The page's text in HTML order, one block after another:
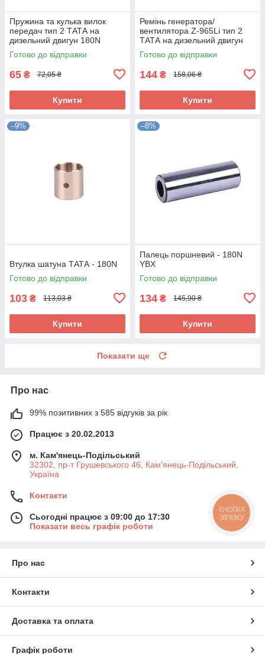
Пружина та кулька вилок
передач тип 2 ТАТА на
дизельний двигун 180N
Готово до відправки
65 ₴ 72,05 ₴
Купити
Ремінь генератора/
вентилятора Z-965Li тип 2
ТАТА на дизельний двигун
180N
Готово до відправки
144 ₴ 158,06 ₴
Купити
–9%
Втулка шатуна ТАТА - 180N
Готово до відправки
103 ₴ 113,03 ₴
Купити
–8%
Палець поршневий - 180N
YBX
Готово до відправки
134 ₴ 145,90 ₴
Купити
Показати ще
Про нас
99% позитивних з 585 відгуків за рік
Працює з 20.02.2013
м. Кам'янець-Подільський
32302, пр-т Грушевського 46, Кам'янець-Подільський,
Україна
Контакти
Сьогодні працює з 09:00 до 17:30
Показати весь графік роботи
Про нас
Контакти
Доставка та оплата
Графік роботи
КНОПКА
ЗВ'ЯЗКУ